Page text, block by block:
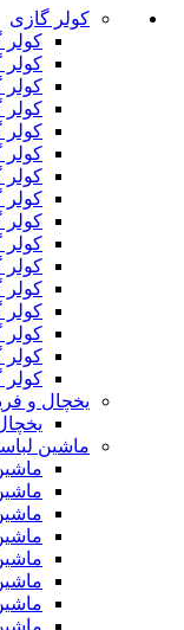
کولر گازی
کولر
کولر
کولر
کولر
کولر
کولر
کولر
کولر
کولر
کولر
یخچال و
ماشین